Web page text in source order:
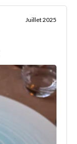
Juillet 2025